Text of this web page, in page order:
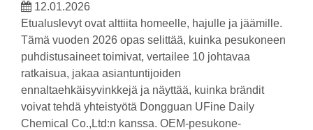
12.01.2026
Etualuslevyt ovat alttiita homeelle, hajulle ja jäämille.
Tämä vuoden 2026 opas selittää, kuinka pesukoneen
puhdistusaineet toimivat, vertailee 10 johtavaa
ratkaisua, jakaa asiantuntijoiden
ennaltaehkäisyvinkkejä ja näyttää, kuinka brändit
voivat tehdä yhteistyötä Dongguan UFine Daily
Chemical Co.,Ltd:n kanssa. OEM-pesukone-